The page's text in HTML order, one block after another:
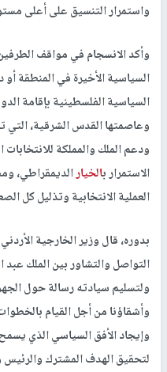
واستمرار التنسيق على أعلى
وأكد الانسجام في مواقف
السياسية الأخيرة في المنطقة
وعاصمتها القدس الشرقية،
ودعم الملك والمملكة
الاستمرار بالخيارالديمقراطي،
العملية الانتخابية وتذليل كل
بدوره، قال وزير الخارجية
التواصل والتشاور بين الملك
ولتسليم سيادته رسالة حول
وأشقاؤنا من أجل القيام
وإيجاد الأفق السياسي الذي
لتحقيق الهدف المشترك والرئيس